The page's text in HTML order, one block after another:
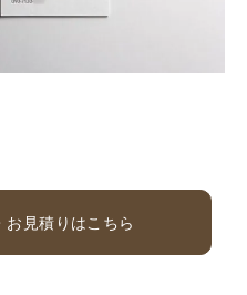
見積りはこちら